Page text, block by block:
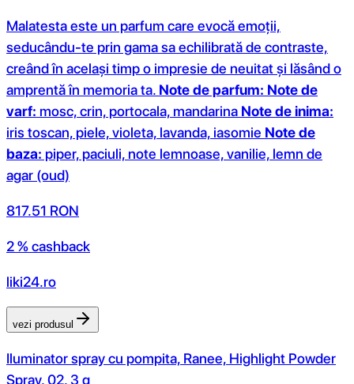
Malatesta este un parfum care evocă emoții,
seducându-te prin gama sa echilibrată de contraste,
creând în același timp o impresie de neuitat și lăsând o
amprentă în memoria ta. Note de parfum: Note de
varf: mosc, crin, portocala, mandarina Note de inima:
iris toscan, piele, violeta, lavanda, iasomie Note de
baza: piper, paciuli, note lemnoase, vanilie, lemn de
agar (oud)
817.51 RON
2 % cashback
liki24.ro
vezi produsul
Iluminator spray cu pompita, Ranee, Highlight Powder
Spray, 02, 3 g